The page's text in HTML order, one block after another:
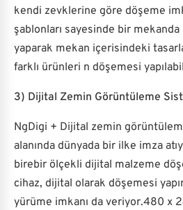
kendi zevklerine göre döşeme
şablonları sayesinde bir mekanda
yaparak mekan içerisindeki
farklı ürünleri n döşemesi
3) Dijital Zemin Görüntüleme
NgDigi + Dijital zemin
alanında dünyada bir ilke imza
birebir ölçekli dijital malzeme
cihaz, dijital olarak döşemesi
yürüme imkanı da veriyor.480 x